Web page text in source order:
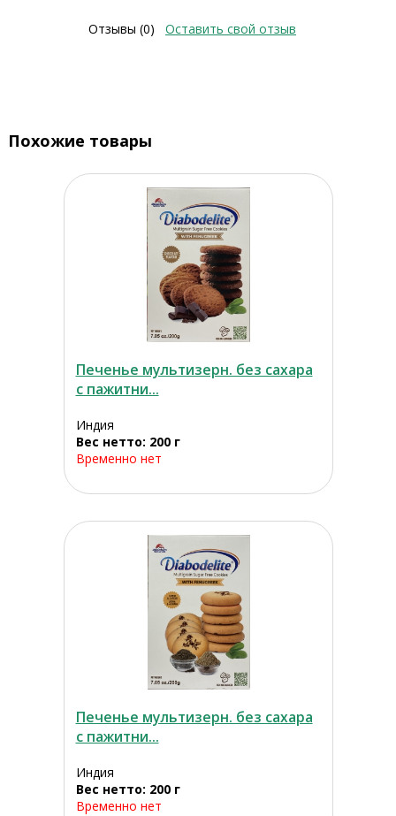
Отзывы (0) Оставить свой отзыв
Похожие товары
Печенье мультизерн. без сахара
с пажитни...
Индия
Вес нетто: 200 г
Временно нет
Печенье мультизерн. без сахара
с пажитни...
Индия
Вес нетто: 200 г
Временно нет